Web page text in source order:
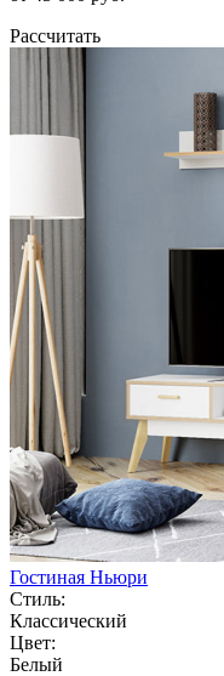
Рассчитать
Гостиная Ньюри
Стиль:
Классический
Цвет:
Белый